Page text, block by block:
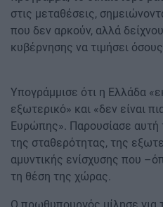
στις μεταθέσεις,
που δεν αρκούν, αλλά
κυβέρνησης να τιμήσει
Υπογράμμισε ότι η Ελλάδα
εξωτερικό» και «δεν είναι
Ευρώπης». Παρουσίασε
της σταθερότητας, της
αμυντικής ενίσχυσης που
τη θέση της χώρας.